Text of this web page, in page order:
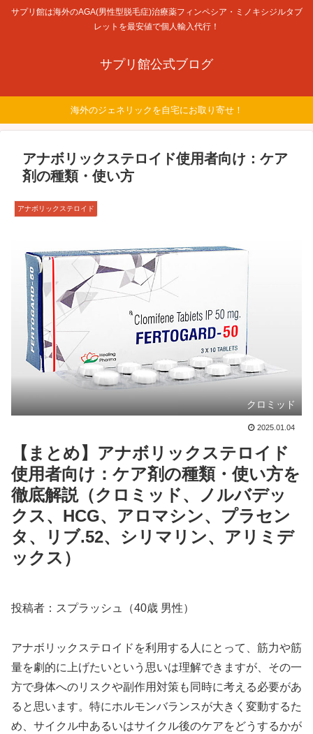
サプリ館は海外のAGA(男性型脱毛症)治療薬フィンペシア・ミノキシジルタブ
レットを最安値で個人輸入代行！
サプリ館公式ブログ
海外のジェネリックを自宅にお取り寄せ！
アナボリックステロイド使用者向け：ケア
剤の種類・使い方
アナボリックステロイド
クロミッド
2025.01.04
【まとめ】アナボリックステロイド
使用者向け：ケア剤の種類・使い方を
徹底解説（クロミッド、ノルバデッ
クス、HCG、アロマシン、プラセン
タ、リブ.52、シリマリン、アリミデ
ックス）
投稿者：スプラッシュ（40歳 男性）
アナボリックステロイドを利用する人にとって、筋力や筋
量を劇的に上げたいという思いは理解できますが、その一
方で身体へのリスクや副作用対策も同時に考える必要があ
ると思います。特にホルモンバランスが大きく変動するた
め、サイクル中あるいはサイクル後のケアをどうするかが